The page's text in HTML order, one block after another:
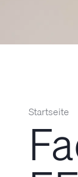
Startseite